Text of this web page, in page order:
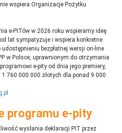
wspiera Organizacje Pożytku
e-PITów w 2026 roku wspieramy ideę
lat sympatyzuje i wspiera konkretne
bezpłatnej wersji on-line
w Polsce, uprawnionym do otrzymania
e-pity od dnia jego premiery,
760 000 000 złotych dla ponad 9 000
programu e-pity
wysłania deklaracji PIT przez